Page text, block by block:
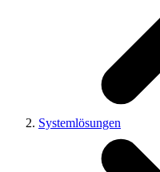
Systemlösungen